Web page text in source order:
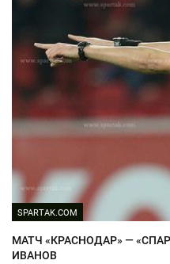
SPARTAK.COM
МАТЧ «КРАСНОДАР» —
ИВАНОВ